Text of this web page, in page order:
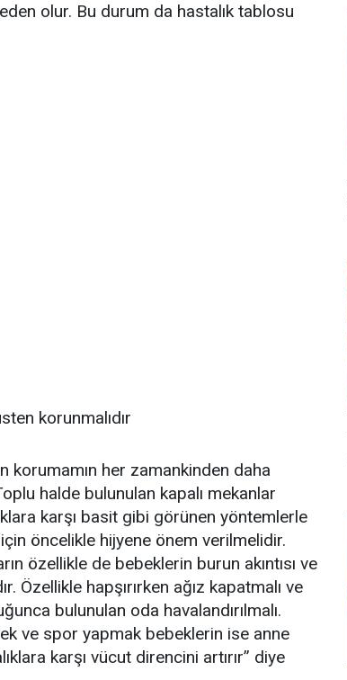
olur. Bu durum da hastalık tablosu
korunmalıdır
korumamın her zamankinden daha
halde bulunulan kapalı mekanlar
karşı basit gibi görünen yöntemlerle
için öncelikle hijyene önem verilmelidir.
özellikle de bebeklerin burun akıntısı ve
Özellikle hapşırırken ağız kapatmalı ve
bulunulan oda havalandırılmalı.
ve spor yapmak bebeklerin ise anne
karşı vücut direncini artırır” diye